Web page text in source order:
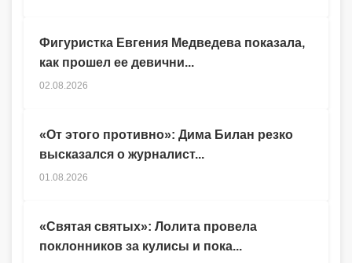
Фигуристка Евгения Медведева показала,
как прошел ее девични...
02.08.2026
«От этого противно»: Дима Билан резко
высказался о журналист...
01.08.2026
«Святая святых»: Лолита провела
поклонников за кулисы и пока...